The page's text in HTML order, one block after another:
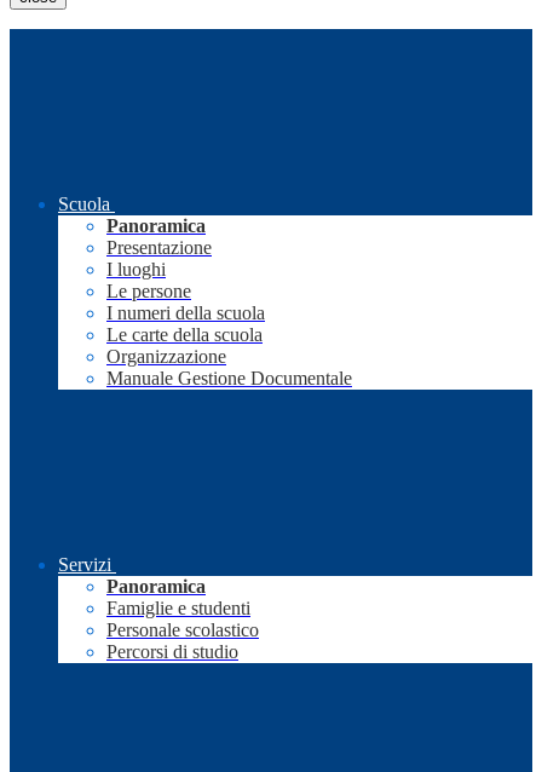
Scuola
Panoramica
Presentazione
I luoghi
Le persone
I numeri della scuola
Le carte della scuola
Organizzazione
Manuale Gestione Documentale
Servizi
Panoramica
Famiglie e studenti
Personale scolastico
Percorsi di studio